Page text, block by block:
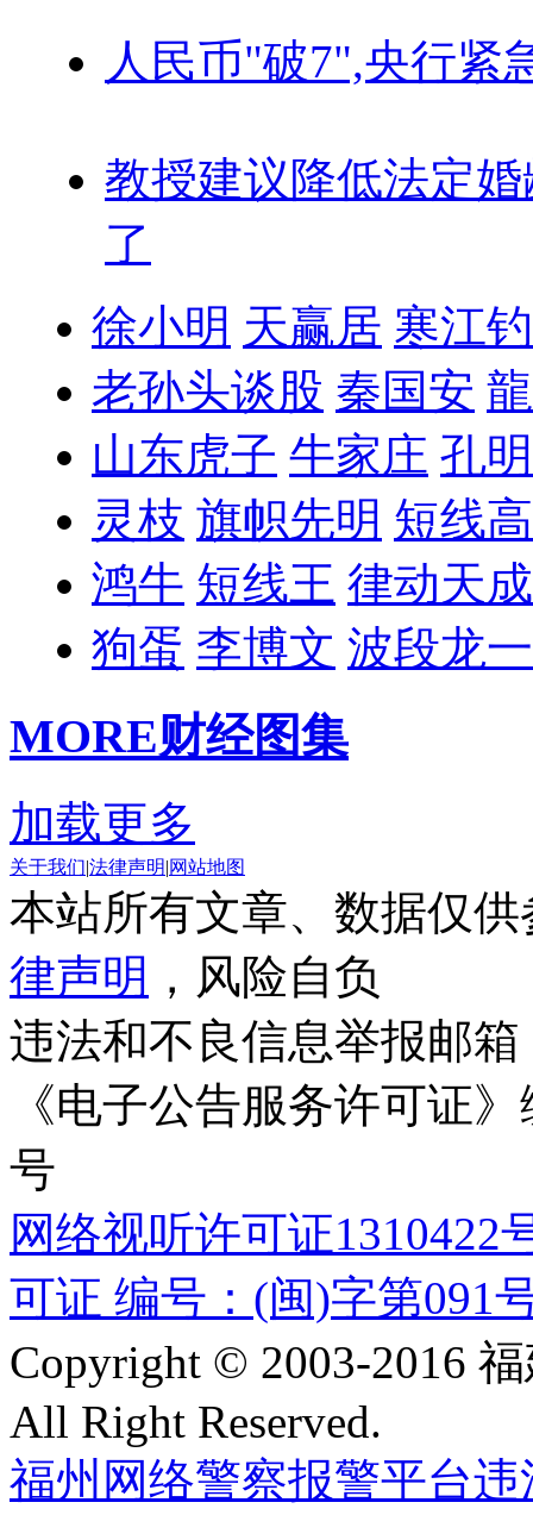
人民币"破7",央行紧
教授建议降低法定婚
了
徐小明 天赢居 寒江
老孙头谈股 秦国安
山东虎子 牛家庄 孔
灵枝 旗帜先明 短线
鸿牛 短线王 律动天成
狗蛋 李博文 波段龙一
MORE财经图集
加载更多
关于我们|法律声明|网站地图
本站所有文章、数据仅
律声明 ，风险自负
违法和不良信息举报邮箱
《电子公告服务许可证
号
网络视听许可证1310422
可证 编号：(闽)字第091
Copyright © 2003-2016
All Right Reserved.
福州网络警察报警平台违